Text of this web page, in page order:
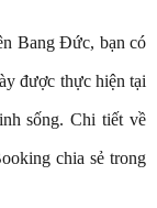
Bang Đức, bạn có
được thực hiện tại
sống. Chi tiết về
chia sẻ trong